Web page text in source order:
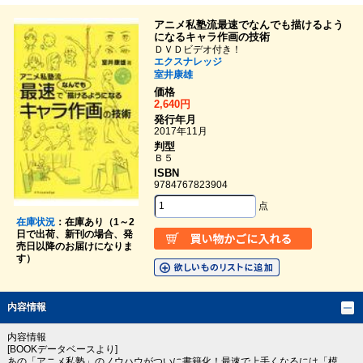
在庫状況：在庫あり（1～2
日で出荷、新刊の場合、発
売日以降のお届けになりま
す）
アニメ私塾流最速でなんでも描けるよう
になるキャラ作画の技術
ＤＶＤビデオ付き！
エクスナレッジ
室井康雄
価格
2,640円
発行年月
2017年11月
判型
Ｂ５
ISBN
9784767823904
点
内容情報
内容情報
[BOOKデータベースより]